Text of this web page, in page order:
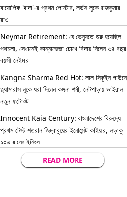
বায়োপিক 'দাদা'-র প্রথম পোস্টার, লর্ডস লুকে রাজকুমার
রাও
Neymar Retirement: যে ভেন্যুতে শুরু হয়েছিল
পথচলা, সেখানেই কান্নাভেজা চোখে বিদায় নিলেন ৩৪ বছর
বয়সী নেইমার
Kangna Sharma Red Hot: লাল সিকুইন গাউনে
গ্ল্যামারাস লুকে ধরা দিলেন কঙ্গনা শর্মা, নেটপাড়ায় ভাইরাল
নতুন ফটোশুট
Innocent Kaia Century: বাংলাদেশের বিরুদ্ধে
প্রথম টেস্ট শতরান জিম্বাবুয়ের ইনোসেন্ট কাইয়ার, লড়াকু
১০৬ রানের ইনিংস
READ MORE